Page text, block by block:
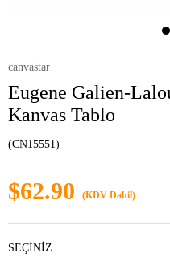
canvastar
Eugene Galien-
Kanvas Tablo
(CN15551)
$62.90 (KDV Dahil)
SEÇİNİZ